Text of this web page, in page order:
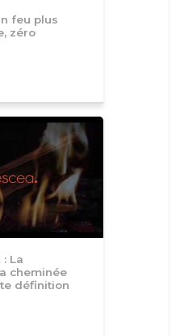
feu plus
zéro
: La
cheminée
définition